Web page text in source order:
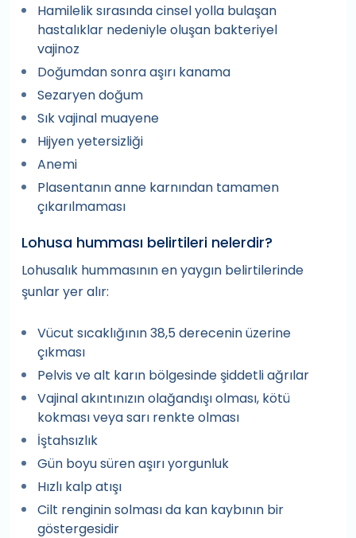
Hamilelik sırasında cinsel yolla bulaşan
hastalıklar nedeniyle oluşan bakteriyel
vajinoz
Doğumdan sonra aşırı kanama
Sezaryen doğum
Sık vajinal muayene
Hijyen yetersizliği
Anemi
Plasentanın anne karnından tamamen
çıkarılmaması
Lohusa humması belirtileri nelerdir?
Lohusalık hummasının en yaygın belirtilerinde
şunlar yer alır:
Vücut sıcaklığının 38,5 derecenin üzerine
çıkması
Pelvis ve alt karın bölgesinde şiddetli ağrılar
Vajinal akıntınızın olağandışı olması, kötü
kokması veya sarı renkte olması
İştahsızlık
Gün boyu süren aşırı yorgunluk
Hızlı kalp atışı
Cilt renginin solması da kan kaybının bir
göstergesidir